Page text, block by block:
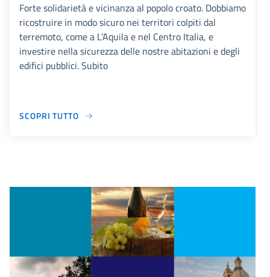
Forte solidarietà e vicinanza al popolo croato. Dobbiamo
ricostruire in modo sicuro nei territori colpiti dal
terremoto, come a L’Aquila e nel Centro Italia, e
investire nella sicurezza delle nostre abitazioni e degli
edifici pubblici. Subito
SCOPRI TUTTO